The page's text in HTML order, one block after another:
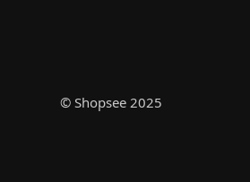
© Shopsee 2025